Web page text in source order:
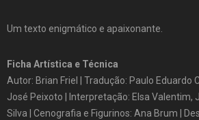
Um texto enigmático e apaixonante.
Ficha Artística e Técnica
Autor: Brian Friel | Tradução: Paulo Eduardo
José Peixoto | Interpretação: Elsa Valentim,
Silva | Cenografia e Figurinos: Ana Brum |